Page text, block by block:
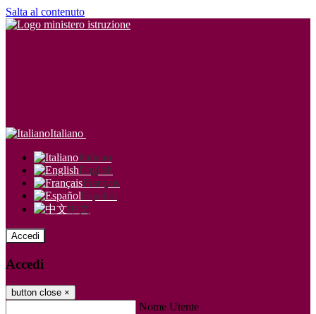
Salta al contenuto
Italiano
Italiano
English
Français
Español
中文
Accedi
Accedi
button close ×
Nome Utente